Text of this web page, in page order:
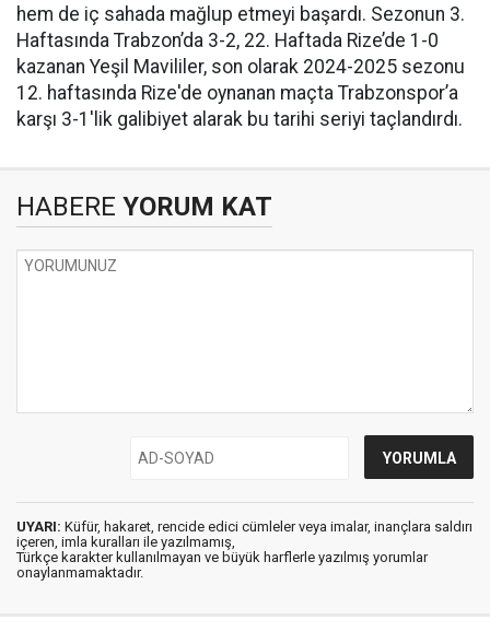
hem de iç sahada mağlup etmeyi başardı. Sezonun 3.
Haftasında Trabzon’da 3-2, 22. Haftada Rize’de 1-0
kazanan Yeşil Mavililer, son olarak 2024-2025 sezonu
12. haftasında Rize'de oynanan maçta Trabzonspor’a
karşı 3-1'lik galibiyet alarak bu tarihi seriyi taçlandırdı.
HABERE YORUM KAT
UYARI: Küfür, hakaret, rencide edici cümleler veya imalar, inançlara saldırı
içeren, imla kuralları ile yazılmamış,
Türkçe karakter kullanılmayan ve büyük harflerle yazılmış yorumlar
onaylanmamaktadır.